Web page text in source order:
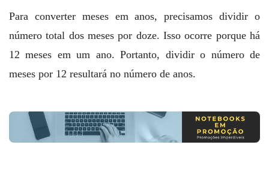
Para converter meses em anos, precisamos dividir o
número total dos meses por doze. Isso ocorre porque há
12 meses em um ano. Portanto, dividir o número de
meses por 12 resultará no número de anos.